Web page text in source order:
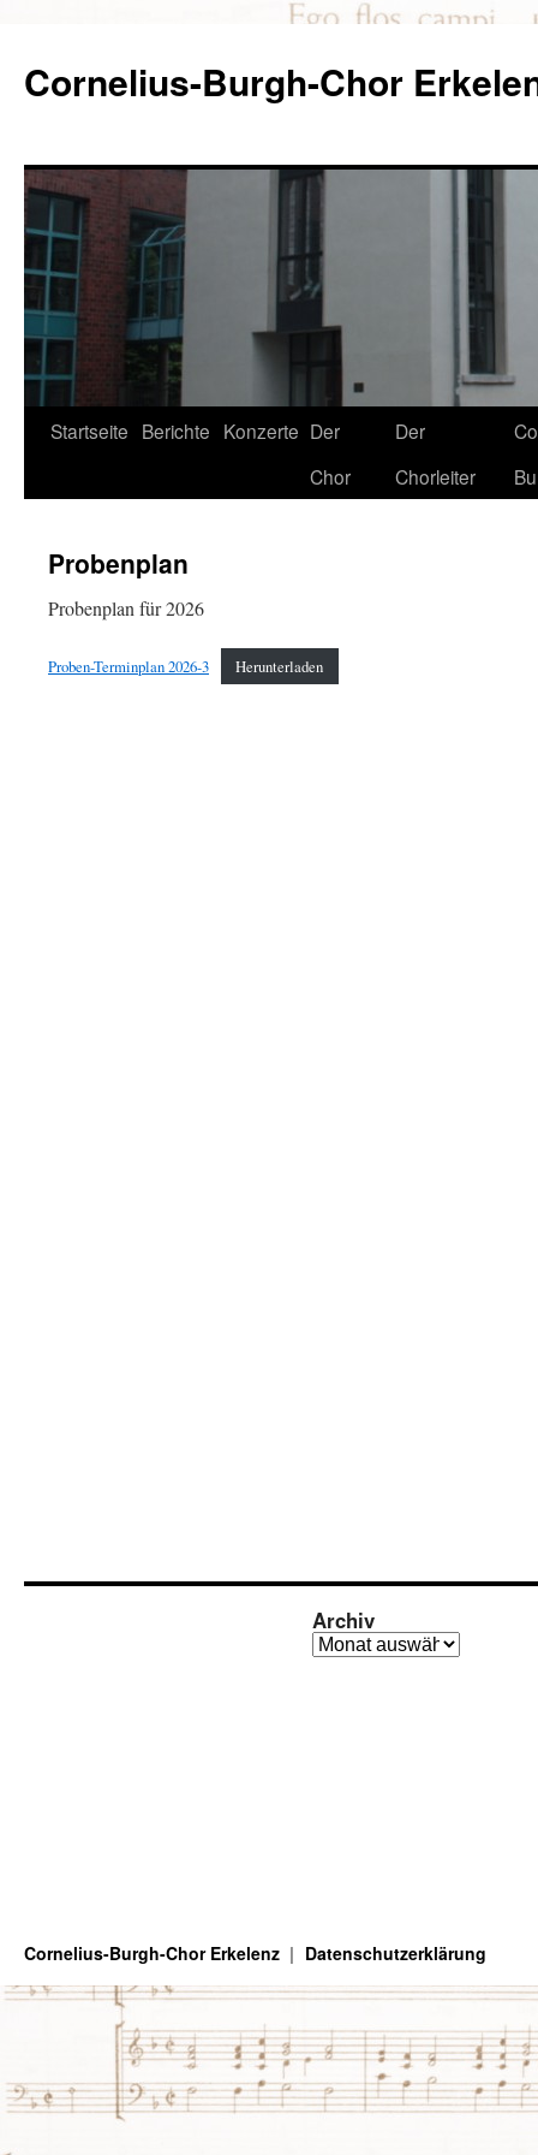
springen
Cornelius-Burgh-Chor
Startseite Berichte Konzerte Der
Chor
Der
Chorleiter
Probenplan
Probenplan für 2026
Proben-Terminplan 2026-3 Herunterladen
Archiv
Archiv
Cornelius-Burgh-Chor Erkelenz Datenschutzerklärung